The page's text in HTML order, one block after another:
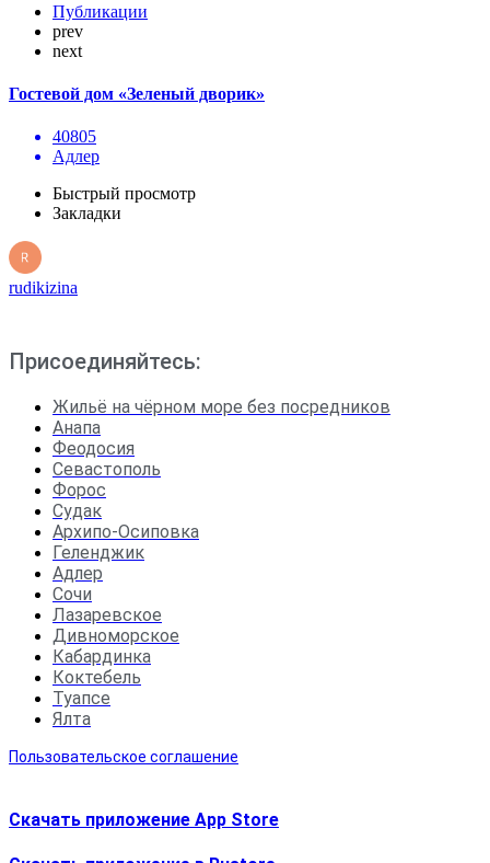
Публикации
prev
next
Гостевой дом «Зеленый дворик»
40805
Адлер
Быстрый просмотр
Закладки
rudikizina
Присоединяйтесь:
Жильё на чёрном море без посредников
Анапа
Феодосия
Севастополь
Форос
Судак
Архипо-Осиповка
Геленджик
Адлер
Сочи
Лазаревское
Дивноморское
Кабардинка
Коктебель
Туапсе
Ялта
Пользовательское соглашение
Скачать приложение App Store